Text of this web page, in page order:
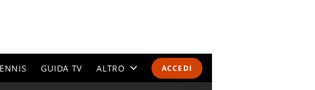
ACCEDI
GUIDA TV ALTRO